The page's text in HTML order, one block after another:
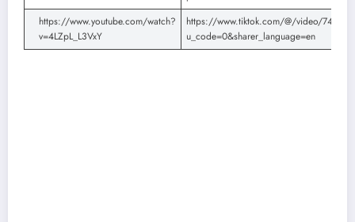
https://www.youtube.com/watch?
v=4LZpL_L3VxY
https://www.tiktok.com/@/video/
u_code=0&sharer_language=en